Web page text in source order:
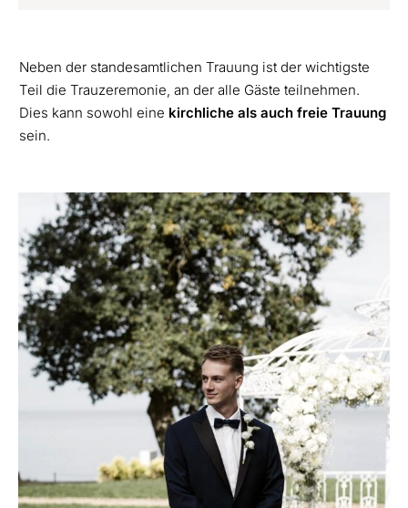
Neben der standesamtlichen Trauung ist der wichtigste
Teil die Trauzeremonie, an der alle Gäste teilnehmen.
Dies kann sowohl eine kirchliche als auch freie Trauung
sein.